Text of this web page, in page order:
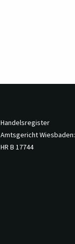
Handelsregister
Amtsgericht Wiesbaden:
HR B 17744